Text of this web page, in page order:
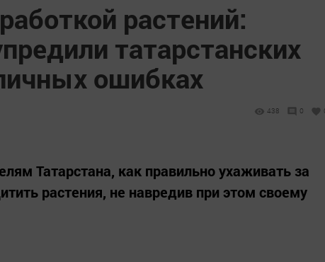
растений:
татарстанских
ошибках
438 0
Татарстана, как правильно ухаживать за
растения, не навредив при этом своему